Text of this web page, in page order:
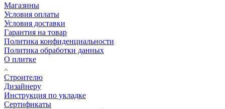
Магазины
Условия оплаты
Условия доставки
Гарантия на товар
Политика конфиденциальности
Политика обработки данных
О плитке
Строителю
Дизайнеру
Инструкция по укладке
Сертификаты